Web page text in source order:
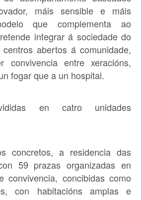
máis sensible e máis
que complementa ao
integrar á sociedade do
abertos á comunidade,
convivencia entre xeracións,
fogar que a un hospital.
en catro unidades
concretos, a residencia das
59 prazas organizadas en
convivencia, concibidas como
con habitacións amplas e